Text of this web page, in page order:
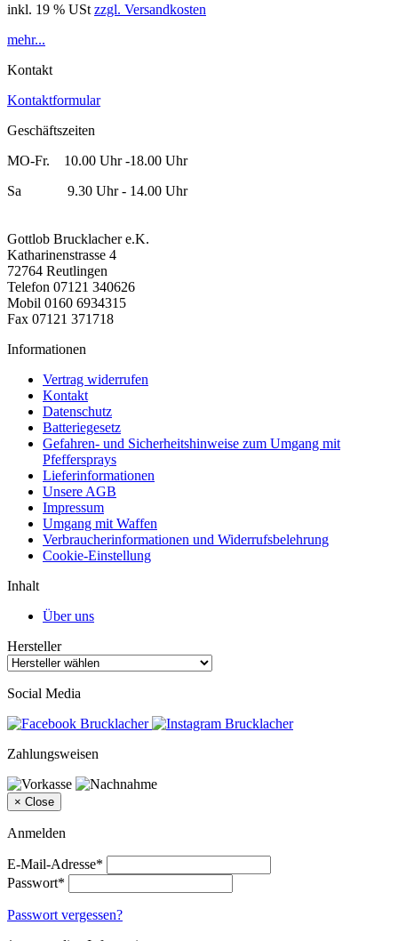
inkl. 19 % USt zzgl. Versandkosten
mehr...
Kontakt
Kontaktformular
Geschäftszeiten
MO-Fr. 10.00 Uhr -18.00 Uhr
Sa 9.30 Uhr - 14.00 Uhr
Gottlob Brucklacher e.K.
Katharinenstrasse 4
72764 Reutlingen
Telefon 07121 340626
Mobil 0160 6934315
Fax 07121 371718
Informationen
Vertrag widerrufen
Kontakt
Datenschutz
Batteriegesetz
Gefahren- und Sicherheitshinweise zum Umgang mit
Pfeffersprays
Lieferinformationen
Unsere AGB
Impressum
Umgang mit Waffen
Verbraucherinformationen und Widerrufsbelehrung
Cookie-Einstellung
Inhalt
Über uns
Hersteller
Social Media
Zahlungsweisen
× Close
Anmelden
E-Mail-Adresse*
Passwort*
Passwort vergessen?